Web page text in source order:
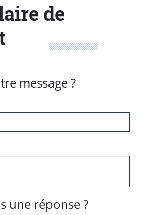
de
message ?
une réponse ?